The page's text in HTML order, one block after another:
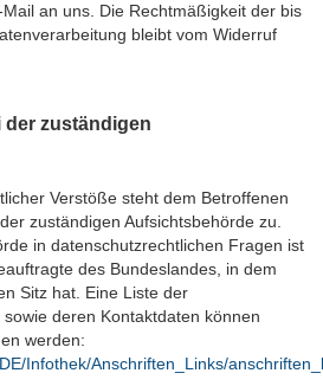
an uns. Die Rechtmäßigkeit der bis
bleibt vom Widerruf
der zuständigen
Verstöße steht dem Betroffenen
zuständigen Aufsichtsbehörde zu.
in datenschutzrechtlichen Fragen ist
des Bundeslandes, in dem
Sitz hat. Eine Liste der
deren Kontaktdaten können
werden:
Infothek/Anschriften_Links/